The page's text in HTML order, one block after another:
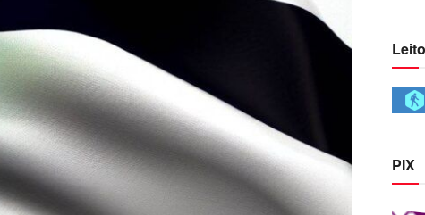
PIX